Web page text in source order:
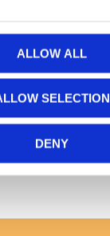
ALLOW ALL
SELECTION
DENY
ett omdöme.